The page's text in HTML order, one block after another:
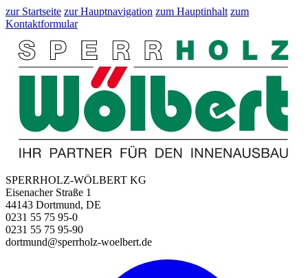
zur Startseite zur Hauptnavigation zum Hauptinhalt zum
Kontaktformular
SPERRHOLZ-WÖLBERT KG
Eisenacher Straße 1
44143 Dortmund, DE
0231 55 75 95-0
0231 55 75 95-90
dortmund@sperrholz-woelbert.de